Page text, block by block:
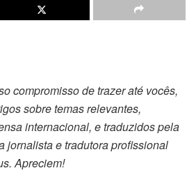
compromisso de trazer até vocês,
sobre temas relevantes,
internacional, e traduzidos pela
jornalista e tradutora profissional
Apreciem!